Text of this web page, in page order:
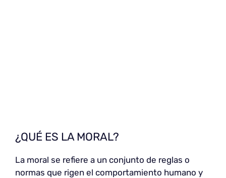
¿QUÉ ES LA MORAL?
La moral se refiere a un conjunto de reglas o
normas que rigen el comportamiento humano y